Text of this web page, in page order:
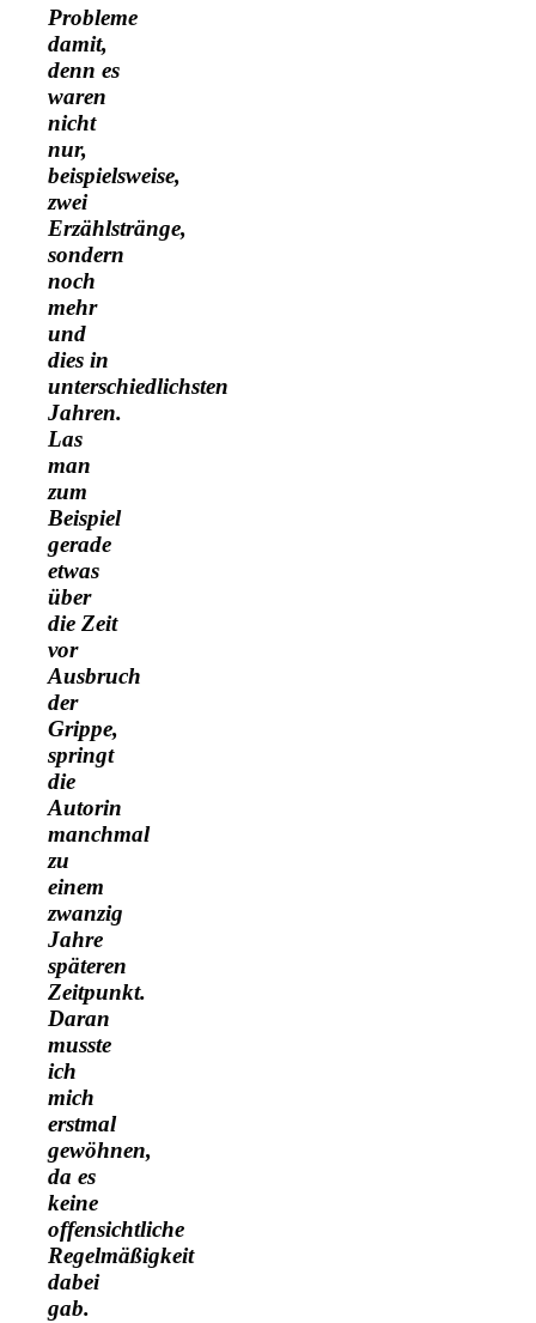
Probleme
damit,
denn es
waren
nicht
nur,
beispielsweise,
zwei
Erzählstränge,
sondern
noch
mehr
und
dies in
unterschiedlichsten
Jahren.
Las
man
zum
Beispiel
gerade
etwas
über
die Zeit
vor
Ausbruch
der
Grippe,
springt
die
Autorin
manchmal
zu
einem
zwanzig
Jahre
späteren
Zeitpunkt.
Daran
musste
ich
mich
erstmal
gewöhnen,
da es
keine
offensichtliche
Regelmäßigkeit
dabei
gab.